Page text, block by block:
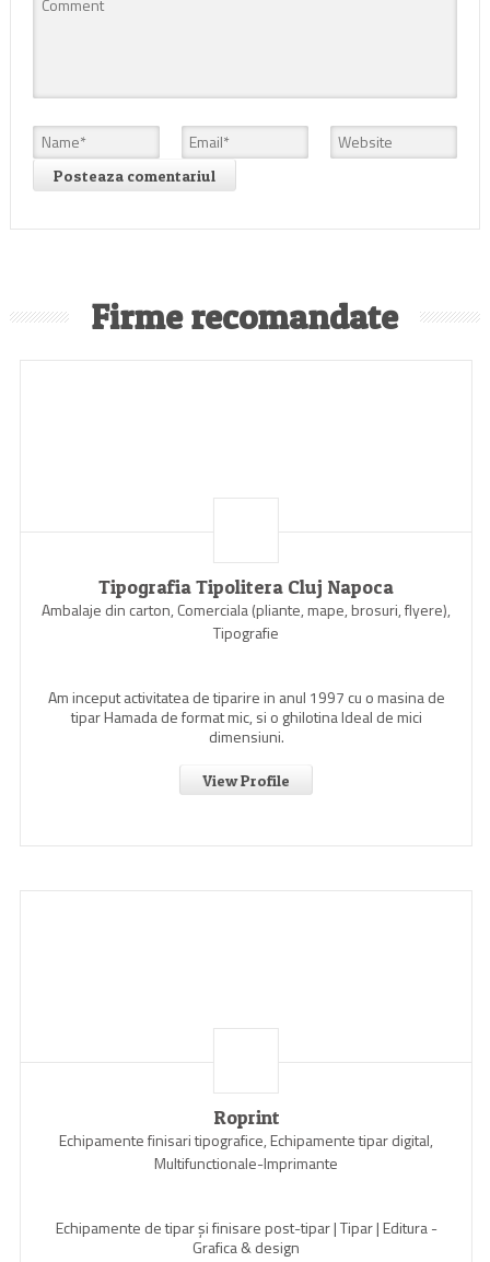
Firme recomandate
Tipografia Tipolitera Cluj Napoca
Ambalaje din carton, Comerciala (pliante, mape, brosuri, flyere),
Tipografie
Am inceput activitatea de tiparire in anul 1997 cu o masina de
tipar Hamada de format mic, si o ghilotina Ideal de mici
dimensiuni.
View Profile
Roprint
Echipamente finisari tipografice, Echipamente tipar digital,
Multifunctionale-Imprimante
Echipamente de tipar și finisare post-tipar | Tipar | Editura -
Grafica & design